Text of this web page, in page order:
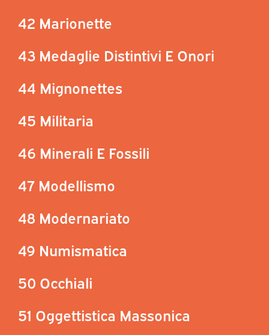
42 Marionette
43 Medaglie Distintivi E Onori
44 Mignonettes
45 Militaria
46 Minerali E Fossili
47 Modellismo
48 Modernariato
49 Numismatica
50 Occhiali
51 Oggettistica Massonica